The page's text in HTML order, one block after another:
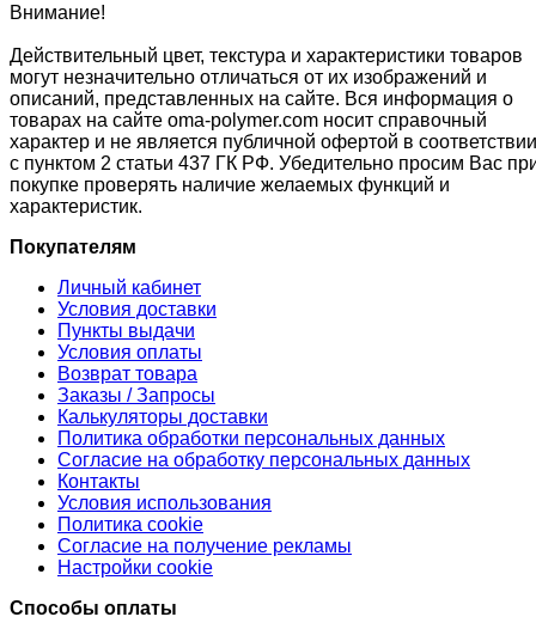
Внимание!
Действительный цвет, текстура и характеристики товаров
могут незначительно отличаться от их изображений и
описаний, представленных на сайте. Вся информация о
товарах на сайте oma-polymer.com носит справочный
характер и не является публичной офертой в соответствии
с пунктом 2 статьи 437 ГК РФ. Убедительно просим Вас
покупке проверять наличие желаемых функций и
характеристик.
Покупателям
Личный кабинет
Условия доставки
Пункты выдачи
Условия оплаты
Возврат товара
Заказы / Запросы
Калькуляторы доставки
Политика обработки персональных данных
Согласие на обработку персональных данных
Контакты
Условия использования
Политика cookie
Согласие на получение рекламы
Настройки cookie
Способы оплаты